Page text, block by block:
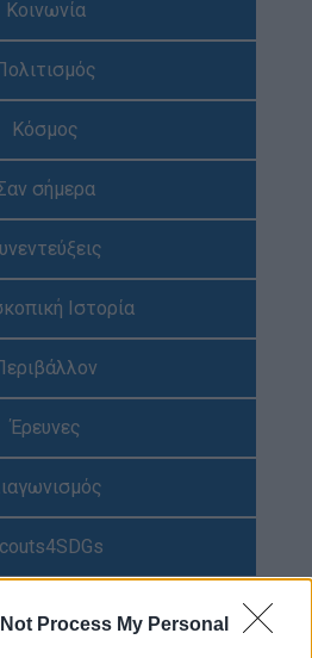
Process My Personal
Ζωής
Κοινωνία
Κόσμος
σήμερα
Ιστορία
Έρευνες